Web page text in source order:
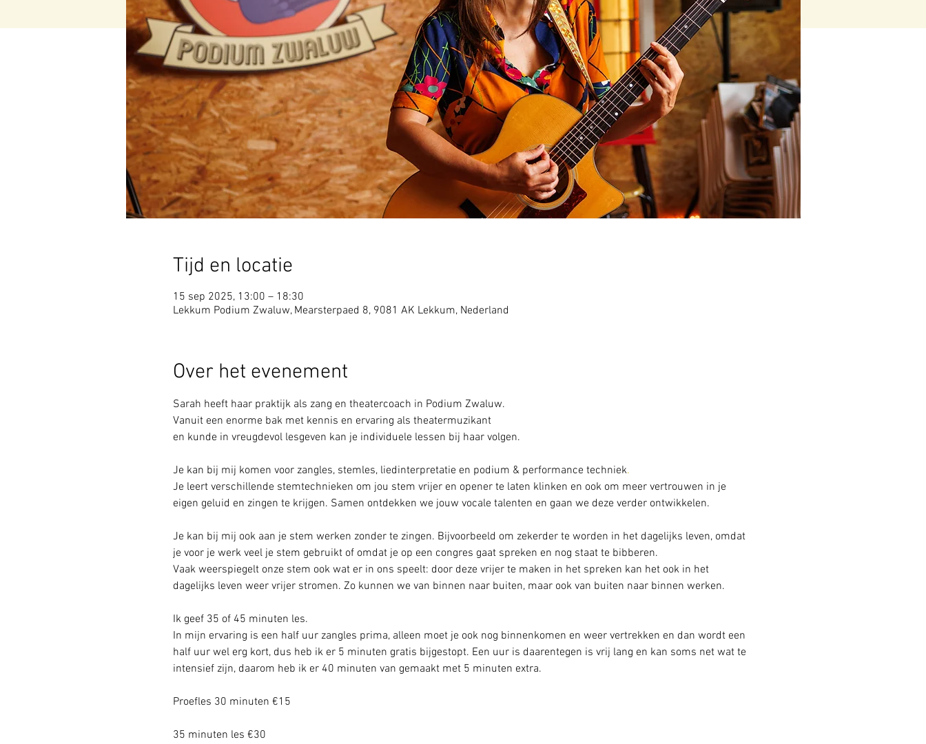
Tijd en locatie
15 sep 2025, 13:00 – 18:30
Lekkum Podium Zwaluw, Mearsterpaed 8, 9081 AK Lekkum, Nederland
Over het evenement
Sarah heeft haar praktijk als zang en theatercoach in Podium Zwaluw.
Vanuit een enorme bak met kennis en ervaring als theatermuzikant
en kunde in vreugdevol lesgeven kan je individuele lessen bij haar volgen.
Je kan bij mij komen voor zangles, stemles, liedinterpretatie en podium & performance techniek.
Je leert verschillende stemtechnieken om jou stem vrijer en opener te laten klinken en ook om meer vertrouwen in je
eigen geluid en zingen te krijgen. Samen ontdekken we jouw vocale talenten en gaan we deze verder ontwikkelen.
Je kan bij mij ook aan je stem werken zonder te zingen. Bijvoorbeeld om zekerder te worden in het dagelijks leven, omdat
je voor je werk veel je stem gebruikt of omdat je op een congres gaat spreken en nog staat te bibberen.
Vaak weerspiegelt onze stem ook wat er in ons speelt: door deze vrijer te maken in het spreken kan het ook in het
dagelijks leven weer vrijer stromen. Zo kunnen we van binnen naar buiten, maar ook van buiten naar binnen werken.
Ik geef 35 of 45 minuten les.
In mijn ervaring is een half uur zangles prima, alleen moet je ook nog binnenkomen en weer vertrekken en dan wordt een
half uur wel erg kort, dus heb ik er 5 minuten gratis bijgestopt. Een uur is daarentegen is vrij lang en kan soms net wat te
intensief zijn, daarom heb ik er 40 minuten van gemaakt met 5 minuten extra.
Proefles 30 minuten €15
35 minuten les €30